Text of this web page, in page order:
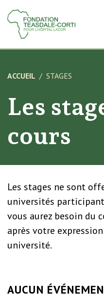
ACCUEIL STAGES
Les
cours
Les stages ne sont
universités
vous aurez besoin du
après votre
université.
AUCUN